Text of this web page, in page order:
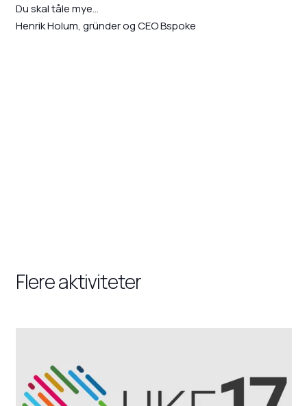
Du skal tåle mye...
Henrik Holum, gründer og CEO Bspoke
Flere aktiviteter